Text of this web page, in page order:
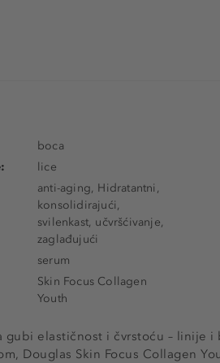
gubi elastičnost i čvrstoću – linije
Douglas Skin Focus Collagen
boca
lice
anti-aging, Hidratantni,
konsolidirajući,
svilenkast, učvršćivanje,
zaglađujući
serum
Skin Focus Collagen
Youth